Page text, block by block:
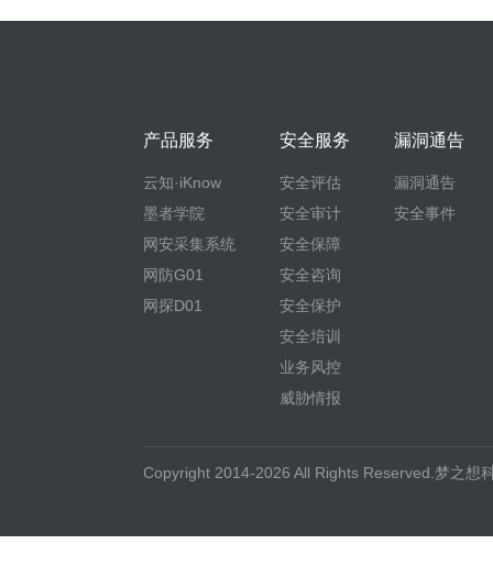
产品服务
云知·iKnow
墨者学院
网安采集系统
网防G01
网探D01
安全服务
安全评估
安全审计
安全保障
安全咨询
安全保护
安全培训
业务风控
威胁情报
漏洞通告
漏洞通告
安全事件
Copyright 2014-2026 All Rights Reserved.梦之想